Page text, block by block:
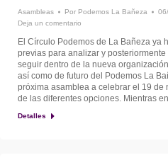
Asambleas Por Podemos La Bañeza
Deja un comentario
El Círculo Podemos de La Bañeza ya
previas para analizar y
seguir dentro de la nueva
así como de futuro del Podemos La
próxima asamblea a celebrar el 19 de
de las diferentes opciones. Mientras
Detalles